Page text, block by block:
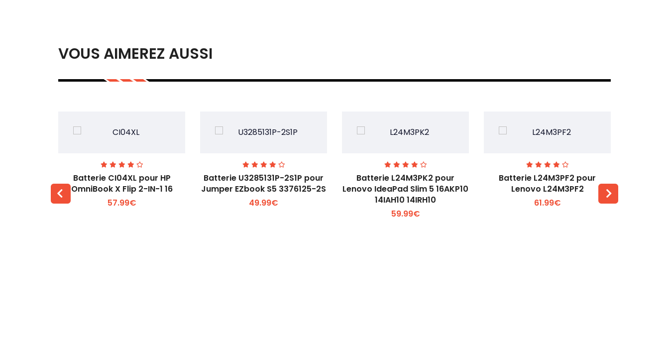
VOUS AIMEREZ AUSSI
Voir plus +
Batterie CI04XL pour HP
OmniBook X Flip 2-IN-1 16
57.99€
Voir plus +
Batterie U3285131P-2S1P pour
Jumper EZbook S5 3376125-2S
49.99€
Voir plus +
Batterie L24M3PK2 pour
Lenovo IdeaPad Slim 5 16AKP10
14IAH10 14IRH10
59.99€
Voir plus +
Batterie L24M3PF2 pour
Lenovo L24M3PF2
61.99€